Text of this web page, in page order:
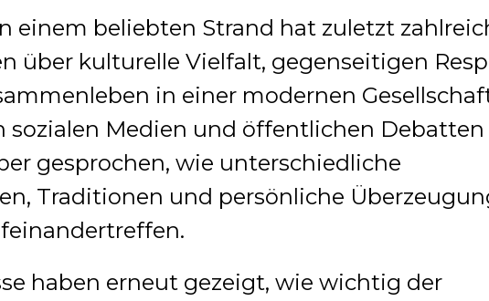
einem beliebten Strand hat zuletzt
über kulturelle Vielfalt, gegenseitigen
in einer modernen
sozialen Medien und öffentlichen Debatten
gesprochen, wie unterschiedliche
Traditionen und persönliche
haben erneut gezeigt, wie wichtig der